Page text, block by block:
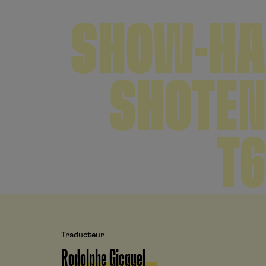
SHOW-HA
SHOTEN
T6
Traducteur
Rodolphe Gicquel